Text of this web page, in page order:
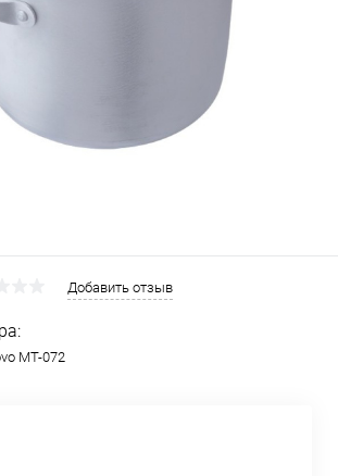
Добавить отзыв
МТ-072